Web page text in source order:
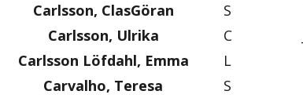
Carlsson, ClasGöran
S
Carlsson, Ulrika
C
Carlsson Löfdahl, Emma
L
Carvalho, Teresa
S